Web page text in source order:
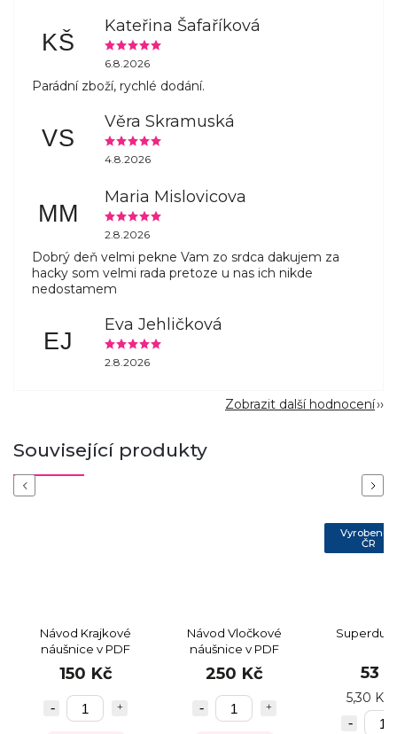
KŠ
Kateřina Šafaříková
6.8.2026
Parádní zboží, rychlé dodání.
VS
Věra Skramuská
4.8.2026
MM
Maria Mislovicova
2.8.2026
Dobrý deň velmi pekne Vam zo srdca dakujem za
hacky som velmi rada pretoze u nas ich nikde
nedostamem
EJ
Eva Jehličková
2.8.2026
Zobrazit další hodnocení
Související produkty
Previous
Návod Krajkové
náušnice v PDF
150 Kč
Návod Vločkové
náušnice v PDF
250 Kč
Vyrobeno v
ČR
Superduo
53
5,30 Kč
Next